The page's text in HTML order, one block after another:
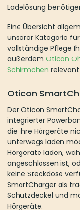
vollständige Pflege
Oticon
Der Oticon
integrierter
laden möchten. Der
während er an eine
integrierten Akku,
beschreibt den
Powerbank,
Hörgeräte.
Je nach Ausführung
MiniRITE R oder
relevant ist er für
wenn die jeweilige
Es gibt jedoch